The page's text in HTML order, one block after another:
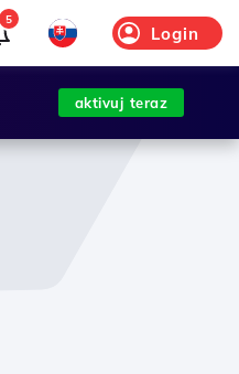
Login
5
aktivuj teraz